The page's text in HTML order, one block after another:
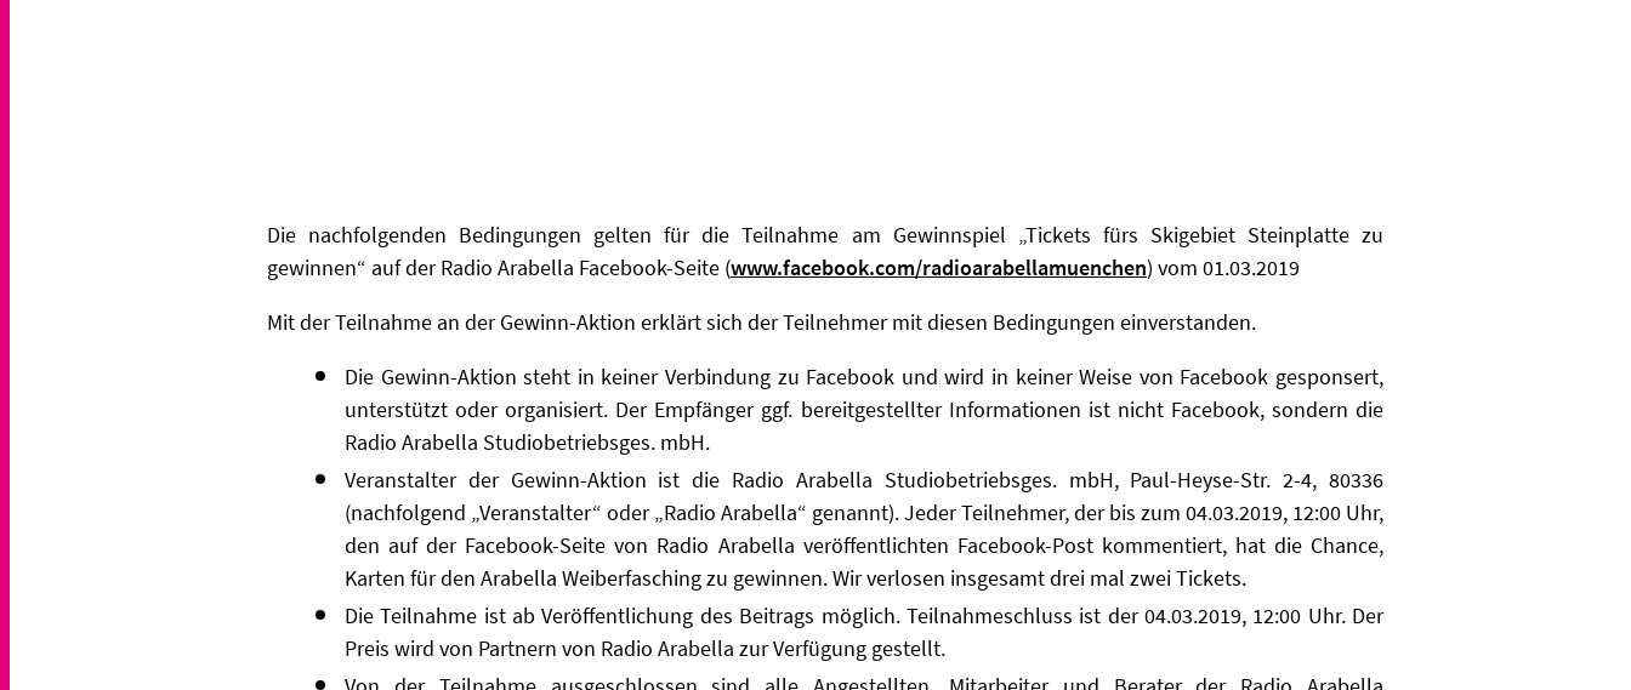
Die nachfolgenden Bedingungen gelten für die Teilnahme am Gewinnspiel „Tickets fürs Skigebiet Steinplatte zu
gewinnen“ auf der Radio Arabella Facebook-Seite (www.facebook.com/radioarabellamuenchen) vom 01.03.2019
Mit der Teilnahme an der Gewinn-Aktion erklärt sich der Teilnehmer mit diesen Bedingungen einverstanden.
Die Gewinn-Aktion steht in keiner Verbindung zu Facebook und wird in keiner Weise von Facebook gesponsert,
unterstützt oder organisiert. Der Empfänger ggf. bereitgestellter Informationen ist nicht Facebook, sondern die
Radio Arabella Studiobetriebsges. mbH.
Veranstalter der Gewinn-Aktion ist die Radio Arabella Studiobetriebsges. mbH, Paul-Heyse-Str. 2-4, 80336
(nachfolgend „Veranstalter“ oder „Radio Arabella“ genannt). Jeder Teilnehmer, der bis zum 04.03.2019, 12:00 Uhr,
den auf der Facebook-Seite von Radio Arabella veröffentlichten Facebook-Post kommentiert, hat die Chance,
Karten für den Arabella Weiberfasching zu gewinnen. Wir verlosen insgesamt drei mal zwei Tickets.
Die Teilnahme ist ab Veröffentlichung des Beitrags möglich. Teilnahmeschluss ist der 04.03.2019, 12:00 Uhr. Der
Preis wird von Partnern von Radio Arabella zur Verfügung gestellt.